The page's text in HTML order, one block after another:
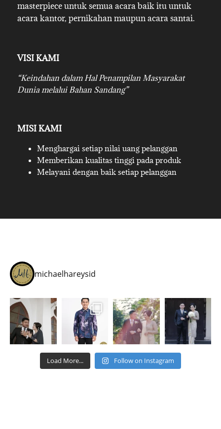
masterpiece untuk semua acara baik itu untuk
acara kantor, pernikahan maupun acara santai.
VISI KAMI
“Keindahan dalam Hal Penampilan Masyarakat
Dunia melalui Bahan Sandang”
MISI KAMI
Menghargai setiap nilai uang pelanggan
Memberikan kualitas tinggi pada produk
Melayani dengan baik setiap pelanggan
michaelhareysid
Load More... Follow on Instagram